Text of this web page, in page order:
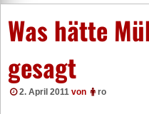
Was hätte
gesagt
2. April 2011 von ro